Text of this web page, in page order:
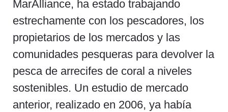
MarAlliance, ha estado trabajando
estrechamente con los pescadores, los
propietarios de los mercados y las
comunidades pesqueras para devolver la
pesca de arrecifes de coral a niveles
sostenibles. Un estudio de mercado
anterior, realizado en 2006, ya había